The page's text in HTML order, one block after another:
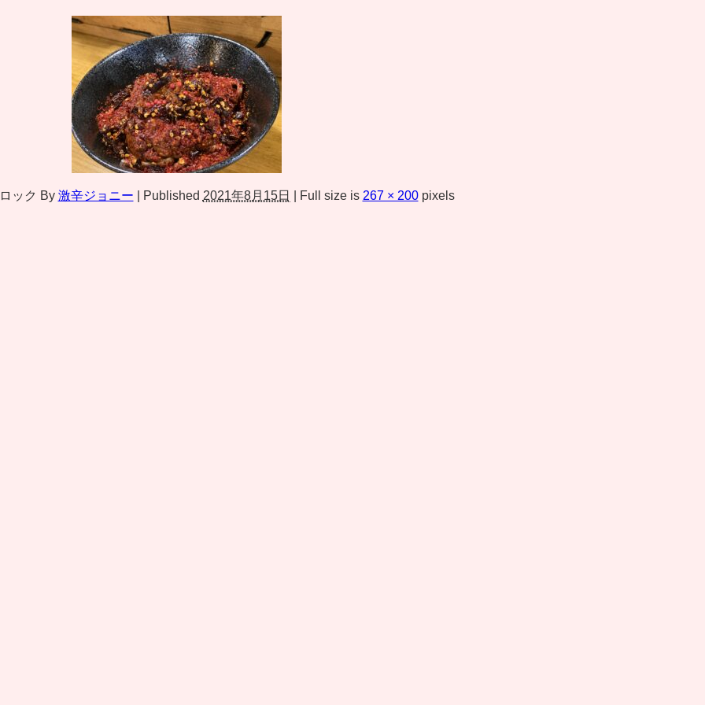
ック By 激辛ジョニー Published 2021年8月15日 Full size is 267 × 200pixels